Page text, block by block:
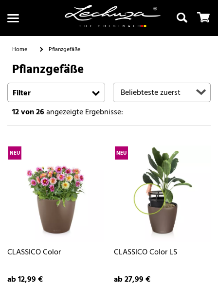
Suchen
Home Pflanzgefäße
Pflanzgefäße
Filter
12von 26angezeigte Ergebnisse:
NEU
CLASSICO Color
ab 12,99 €
NEU
CLASSICO Color LS
ab 27,99 €